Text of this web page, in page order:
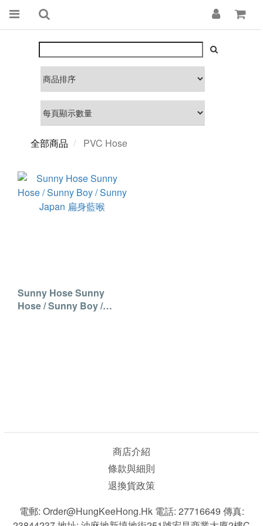
全部商品 PVC Hose
Sunny Hose Sunny
Hose / Sunny Boy /
商店介紹
條款與細則
退換貨政策
電郵: Order@HungKeeHong.hk 電話: 27716649 傳真: